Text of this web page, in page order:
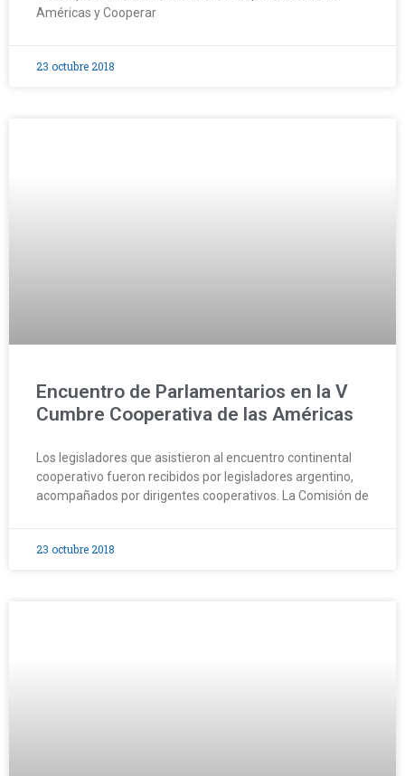
Américas y Cooperar
23 octubre 2018
Encuentro de Parlamentarios en la V
Cumbre Cooperativa de las Américas
Los legisladores que asistieron al encuentro continental
cooperativo fueron recibidos por legisladores argentino,
acompañados por dirigentes cooperativos. La Comisión de
23 octubre 2018